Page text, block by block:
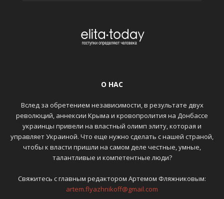
О НАС
Вслед за обретением независимости, в результате двух
революций, аннексии Крыма и кровопролития на Донбассе
украинцы привели на властный олимп элиту, которая и
управляет Украиной. Что еще нужно сделать с нашей страной,
чтобы к власти пришли на самом деле честные, умные,
талантливые и компетентные люди?
Свяжитесь с главным редактором Артемом Фляжниковым:
artem.flyazhnikoff@gmail.com